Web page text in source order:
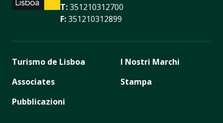
T:351210312700
F:351210312899
Turismo de Lisboa
Associates
Pubblicazioni
I Nostri Marchi
Stampa